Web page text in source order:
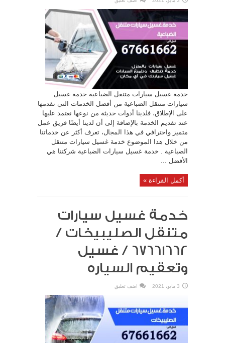
خدمة غسيل سيارات متنقل الضباعية خدمة غسيل
سيارات متنقل الضباعية من أفضل الخدمات التي نقدمها
على الإطلاق، فلدينا أدوات حديثة من نوعها نعتمد عليها
عند تقديم الخدمة بالإضافة إلى أن لدينا أيضًا فريق عمل
متميز واحترافي في هذا المجال، تعرف أكثر عن خدماتنا
من خلال هذا الموضوع خدمة غسيل سيارات متنقل
الضباعية . خدمة غسيل سيارات الضباعية شركتنا هي
الأفضل ...
أكمل القراءة »
خدمة غسيل سيارات
متنقل الصليبيخات /
67661662 / غسيل
وتعقيم السياره
3 مايو، 2021 اضف تعليق